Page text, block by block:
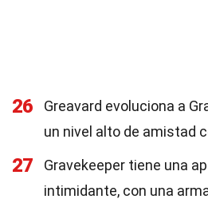
26
Greavard evoluciona a
un nivel alto de amistad
27
Gravekeeper tiene una
intimidante, con una